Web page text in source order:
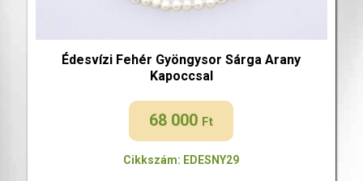
Édesvízi Fehér Gyöngysor Sárga Arany
Kapoccsal
68 000 Ft
Cikkszám: EDESNY29